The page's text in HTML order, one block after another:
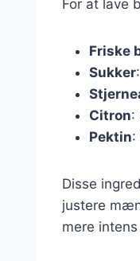
For at lave
Friske
Sukker
Citron:
Pektin:
Disse
justere
mere